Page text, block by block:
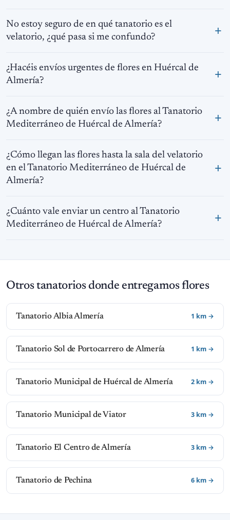
No estoy seguro de en qué tanatorio es el
velatorio, ¿qué pasa si me confundo?
¿Hacéis envíos urgentes de flores en Huércal de
Almería?
¿A nombre de quién envío las flores al Tanatorio
Mediterráneo de Huércal de Almería?
¿Cómo llegan las flores hasta la sala del velatorio
en el Tanatorio Mediterráneo de Huércal de
Almería?
¿Cuánto vale enviar un centro al Tanatorio
Mediterráneo de Huércal de Almería?
Otros tanatorios donde entregamos flores
Tanatorio Albia Almería 1 km →
Tanatorio Sol de Portocarrero de Almería 1 km →
Tanatorio Municipal de Huércal de Almería 2 km →
Tanatorio Municipal de Viator 3 km →
Tanatorio El Centro de Almería 3 km →
Tanatorio de Pechina 6 km →